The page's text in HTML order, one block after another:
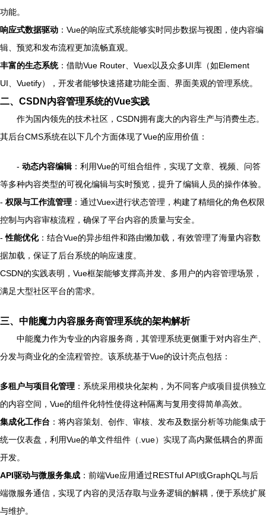
功能。
响应式数据驱动 ：Vue的响应式系统能够实时同步数据与视图，使内容编
辑、预览和发布流程更加流畅直观。
丰富的生态系统：借助Vue Router、Vuex以及众多UI库（如Element
UI、Vuetify），开发者能够快速搭建功能全面、界面美观的管理系统。
二、CSDN内容管理系统的Vue实践
作为国内领先的技术社区，CSDN拥有庞大的内容生产与消费生态。
其后台CMS系统在以下几个方面体现了Vue的应用价值：
- 动态内容编辑 ：利用Vue的可组合组件，实现了文章、视频、问答
等多种内容类型的可视化编辑与实时预览，提升了编辑人员的操作体验。
- 权限与工作流管理 ：通过Vuex进行状态管理，构建了精细化的角色权限
控制与内容审核流程，确保了平台内容的质量与安全。
-性能优化：结合Vue的异步组件和路由懒加载，有效管理了海量内容数
据加载，保证了后台系统的响应速度。
CSDN的实践表明，Vue框架能够支撑高并发、多用户的内容管理场景，
满足大型社区平台的需求。
三、中能魔力内容服务商管理系统的架构解析
中能魔力作为专业的内容服务商，其管理系统更侧重于对内容生产、
分发与商业化的全流程管控。该系统基于Vue的设计亮点包括：
多租户与项目化管理 ：系统采用模块化架构，为不同客户或项目提供独立
的内容空间，Vue的组件化特性使得这种隔离与复用变得简单高效。
集成化工作台 ：将内容策划、创作、审核、发布及数据分析等功能集成于
统一仪表盘，利用Vue的单文件组件（.vue）实现了高内聚低耦合的界面
开发。
API驱动与微服务集成 ：前端Vue应用通过RESTful API或GraphQL与后
端微服务通信，实现了内容的灵活存取与业务逻辑的解耦，便于系统扩展
与维护。